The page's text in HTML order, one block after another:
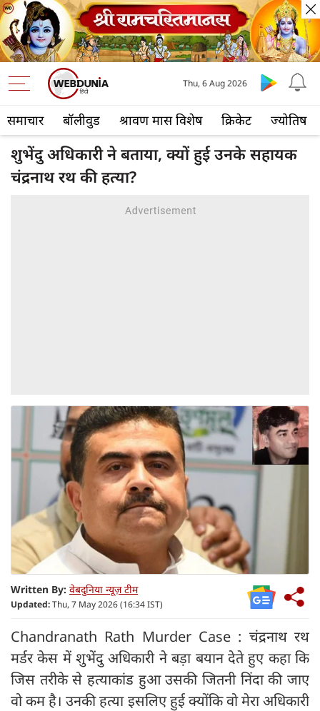
समाचार बॉलीवुड श्रावण मास विशेष क्रिकेट ज्योतिष
Thu, 6 Aug 2026
शुभेंदु अधिकारी ने बताया, क्यों हुई उनके सहायक
चंद्रनाथ रथ की हत्या?
Written By: वेबदुनिया न्यूज़ टीम
Updated:Thu, 7 May 2026 (16:34 IST)
Chandranath Rath Murder Case : चंद्रनाथ रथ
मर्डर केस में शुभेंदु अधिकारी ने बड़ा बयान देते हुए कहा कि
जिस तरीके से हत्याकांड हुआ उसकी जितनी निंदा की जाए
वो कम है। उनकी हत्या इसलिए हुई क्योंकि वो मेरा अधिकारी